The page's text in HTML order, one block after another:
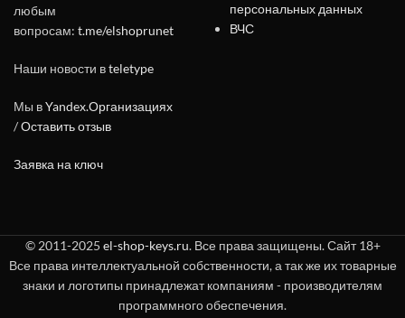
любым
вопросам: t.me/elshoprunet
Наши новости вteletype
Мы вYandex.Организациях
/Оставить отзыв
Заявка на ключ
персональных данных
ВЧС
© 2011-2025 el-shop-keys.ru. Все права защищены. Сайт 18+
Все права интеллектуальной собственности, а так же их товарные
знаки и логотипы принадлежат компаниям - производителям
программного обеспечения.